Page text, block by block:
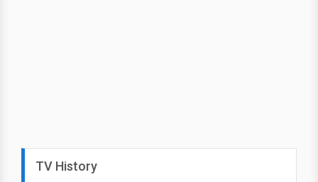
TV History